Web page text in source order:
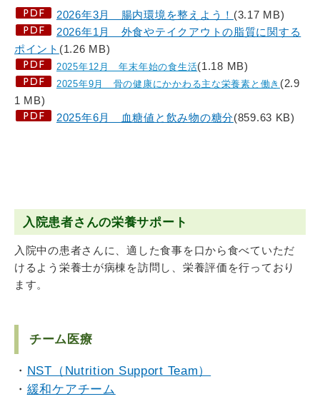
2026年3月 腸内環境を整えよう！ (3.17 MB)
2026年1月 外食やテイクアウトの脂質に関する
ポイント (1.26 MB)
2025年12月 年末年始の食生活(1.18 MB)
2025年9月 骨の健康にかかわる主な栄養素と働き (2.9
1 MB)
2025年6月 血糖値と飲み物の糖分(859.63 KB)
入院患者さんの栄養サポート
入院中の患者さんに、適した食事を口から食べていただ
けるよう栄養士が病棟を訪問し、栄養評価を行っており
ます。
チーム医療
・ NST（Nutrition Support Team）
・ 緩和ケアチーム